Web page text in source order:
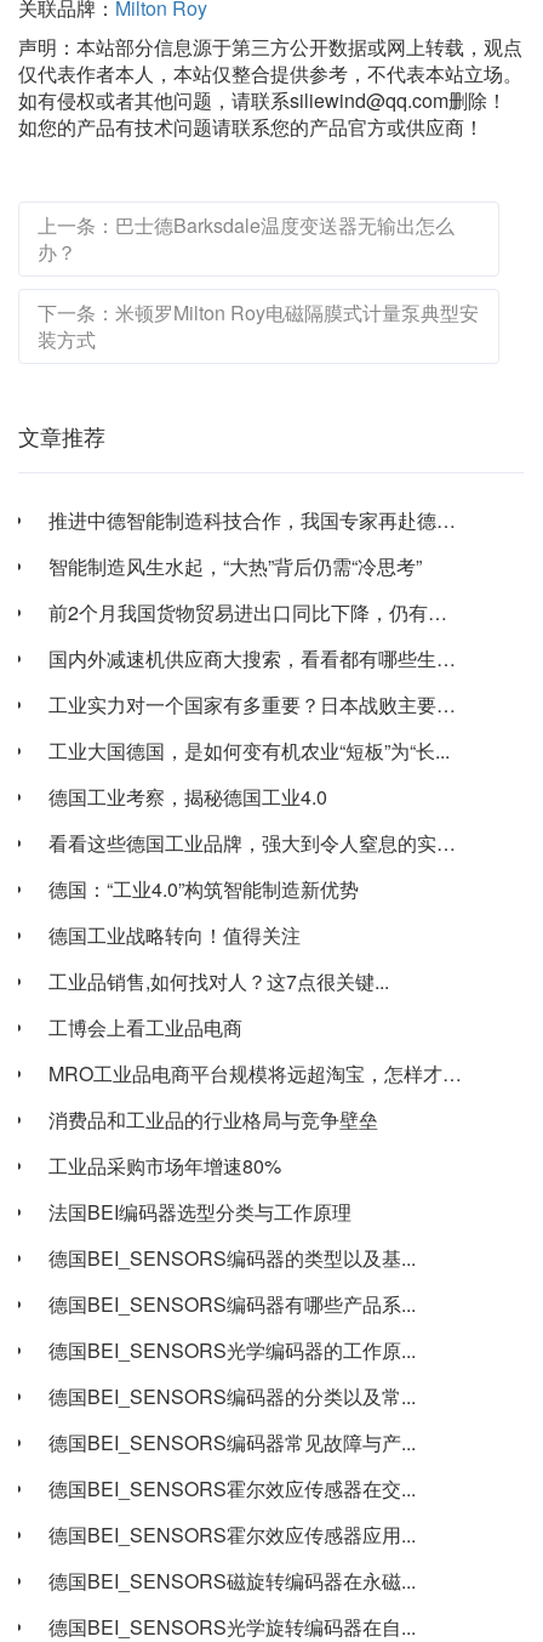
关联品牌： Milton Roy
声明：本站部分信息源于第三方公开数据或网上转载，观点
仅代表作者本人，本站仅整合提供参考，不代表本站立场。
如有侵权或者其他问题，请联系siliewind@qq.com删除！
如您的产品有技术问题请联系您的产品官方或供应商！
上一条：巴士德Barksdale温度变送器无输出怎么
办？
下一条：米顿罗Milton Roy电磁隔膜式计量泵典型安
装方式
文章推荐
推进中德智能制造科技合作，我国专家再赴德国讨...
智能制造风生水起，“大热”背后仍需“冷思考”
前2个月我国货物贸易进出口同比下降，仍有新亮...
国内外减速机供应商大搜索，看看都有哪些生产企...
工业实力对一个国家有多重要？日本战败主要原因...
工业大国德国，是如何变有机农业“短板”为“长...
德国工业考察，揭秘德国工业4.0
看看这些德国工业品牌，强大到令人窒息的实力！
德国：“工业4.0”构筑智能制造新优势
德国工业战略转向！值得关注
工业品销售,如何找对人？这7点很关键...
工博会上看工业品电商
MRO工业品电商平台规模将远超淘宝，怎样才能...
消费品和工业品的行业格局与竞争壁垒
工业品采购市场年增速80%
法国BEI编码器选型分类与工作原理
德国BEI_SENSORS编码器的类型以及基...
德国BEI_SENSORS编码器有哪些产品系...
德国BEI_SENSORS光学编码器的工作原...
德国BEI_SENSORS编码器的分类以及常...
德国BEI_SENSORS编码器常见故障与产...
德国BEI_SENSORS霍尔效应传感器在交...
德国BEI_SENSORS霍尔效应传感器应用...
德国BEI_SENSORS磁旋转编码器在永磁...
德国BEI_SENSORS光学旋转编码器在自...